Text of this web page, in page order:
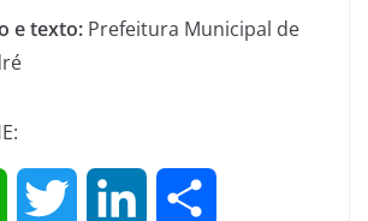
e texto: Prefeitura Municipal de